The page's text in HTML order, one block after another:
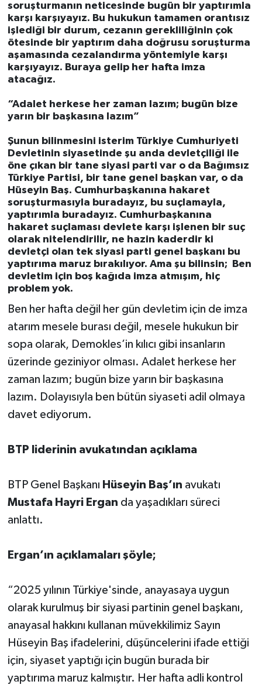
soruşturmanın neticesinde bugün bir yaptırımla
karşı karşıyayız. Bu hukukun tamamen orantısız
işlediği bir durum, cezanın gerekliliğinin çok
ötesinde bir yaptırım daha doğrusu soruşturma
aşamasında cezalandırma yöntemiyle karşı
karşıyayız. Buraya gelip her hafta imza
atacağız.
“Adalet herkese her zaman lazım; bugün bize
yarın bir başkasına lazım”
Şunun bilinmesini isterim Türkiye Cumhuriyeti
Devletinin siyasetinde şu anda devletçiliği ile
öne çıkan bir tane siyasi parti var o da Bağımsız
Türkiye Partisi, bir tane genel başkan var, o da
Hüseyin Baş. Cumhurbaşkanına hakaret
soruşturmasıyla buradayız, bu suçlamayla,
yaptırımla buradayız. Cumhurbaşkanına
hakaret suçlaması devlete karşı işlenen bir suç
olarak nitelendirilir, ne hazin kaderdir ki
devletçi olan tek siyasi parti genel başkanı bu
yaptırıma maruz bırakılıyor. Ama şu bilinsin; Ben
devletim için boş kağıda imza atmışım, hiç
problem yok.
Ben her hafta değil her gün devletim için de imza
atarım mesele burası değil, mesele hukukun bir
sopa olarak, Demokles’in kılıcı gibi insanların
üzerinde geziniyor olması. Adalet herkese her
zaman lazım; bugün bize yarın bir başkasına
lazım. Dolayısıyla ben bütün siyaseti adil olmaya
davet ediyorum.
BTP liderinin avukatından açıklama
BTP Genel Başkanı Hüseyin Baş’ın avukatı
Mustafa Hayri Ergan da yaşadıkları süreci
anlattı.
Ergan’ın açıklamaları şöyle;
“2025 yılının Türkiye'sinde, anayasaya uygun
olarak kurulmuş bir siyasi partinin genel başkanı,
anayasal hakkını kullanan müvekkilimiz Sayın
Hüseyin Baş ifadelerini, düşüncelerini ifade ettiği
için, siyaset yaptığı için bugün burada bir
yaptırıma maruz kalmıştır. Her hafta adli kontrol